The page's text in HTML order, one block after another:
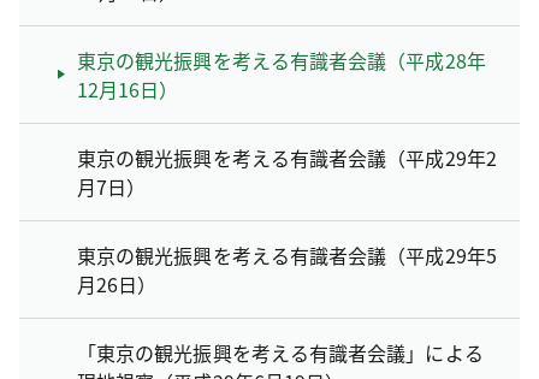
東京の観光振興を考える有識者会議（平成28年
12月16日）
東京の観光振興を考える有識者会議（平成29年2
月7日）
東京の観光振興を考える有識者会議（平成29年5
月26日）
「東京の観光振興を考える有識者会議」による